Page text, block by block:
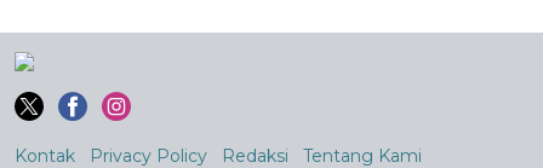
Kontak Privacy Policy Redaksi
Tentang Kami